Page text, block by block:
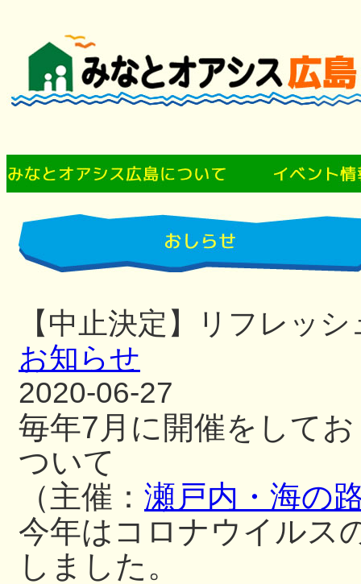
【中止決定】リフレッ
お知らせ
2020-06-27
毎年7月に開催をして
ついて
（主催： 瀬戸内・海の
今年はコロナウイルス
しました。